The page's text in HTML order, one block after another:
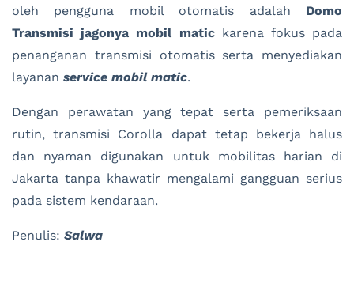
oleh pengguna mobil otomatis adalah Domo
Transmisi jagonya mobil matickarena fokus pada
penanganan transmisi otomatis serta menyediakan
layanan service mobil matic.
Dengan perawatan yang tepat serta pemeriksaan
rutin, transmisi Corolla dapat tetap bekerja halus
dan nyaman digunakan untuk mobilitas harian di
Jakarta tanpa khawatir mengalami gangguan serius
pada sistem kendaraan.
Penulis: Salwa